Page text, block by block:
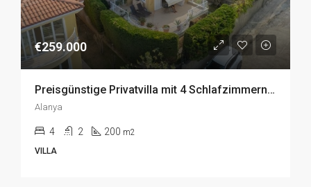
€259.000
Preisgünstige Privatvilla mit 4 Schlafzimmern zum Verkauf in Kargicak, Alanya
Alanya
4 2 200 m2
VILLA